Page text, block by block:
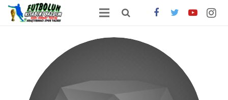
ONLİNE SATIŞ